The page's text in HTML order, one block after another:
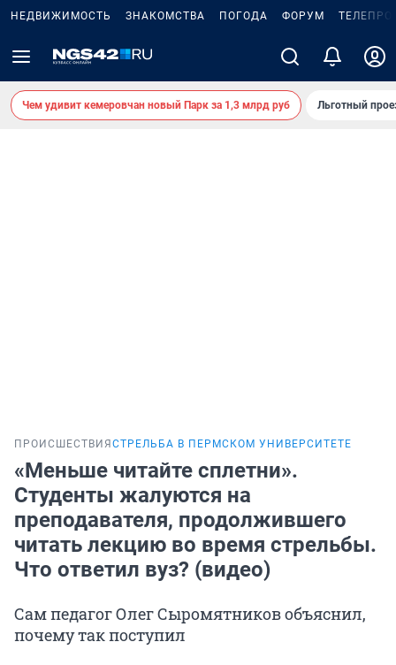
НЕДВИЖИМОСТЬ ЗНАКОМСТВА ПОГОДА ФОРУМ
Чем удивит кемеровчан новый Парк за 1,3 млрд руб Льготный
ПРОИСШЕСТВИЯ СТРЕЛЬБА В ПЕРМСКОМ УНИВЕРСИТЕТЕ
«Меньше читайте сплетни».
Студенты жалуются на
преподавателя, продолжившего
читать лекцию во время стрельбы.
Что ответил вуз? (видео)
Сам педагог Олег Сыромятников объяснил,
почему так поступил